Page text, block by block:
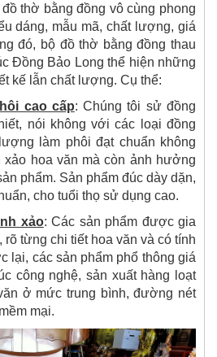
thờ bằng đồng vô cùng phong
dáng, mẫu mã, chất lượng, giá
đó, bộ đồ thờ bằng đồng thau
Đồng Bảo Long thể hiện những
kế lẫn chất lượng. Cụ thể:
cao cấp: Chúng tôi sử đồng
nói không với các loại đồng
làm phôi đạt chuẩn không
xảo hoa văn mà còn ảnh hưởng
phẩm. Sản phẩm đúc dày dặn,
cho tuổi thọ sử dụng cao.
xảo: Các sản phẩm được gia
rõ từng chi tiết hoa văn và có tính
lại, các sản phẩm phổ thông giá
công nghệ, sản xuất hàng loạt
ở mức trung bình, đường nét
mại.